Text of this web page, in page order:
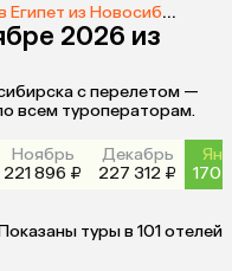
из Новосибирска
2026 из
с перелетом —
всем туроператорам.
Ноябрь
221 896 ₽
Декабрь
227 312 ₽
170
туры в 101 отелей